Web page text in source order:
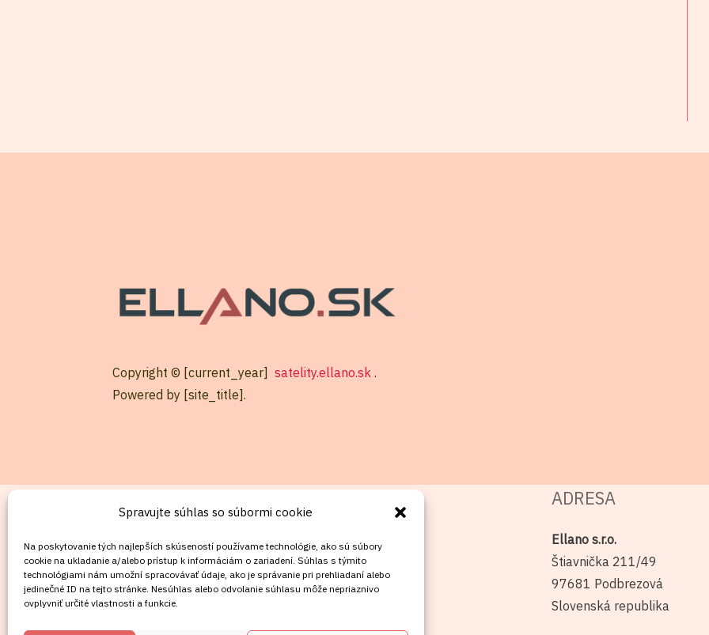
Spravujte súhlas so súbormi cookie
Na poskytovanie tých najlepších skúseností používame technológie, ako sú súbory
cookie na ukladanie a/alebo prístup k informáciám o zariadení. Súhlas s týmito
technológiami nám umožní spracovávať údaje, ako je správanie pri prehliadaní alebo
jedinečné ID na tejto stránke. Nesúhlas alebo odvolanie súhlasu môže nepriaznivo
ovplyvniť určité vlastnosti a funkcie.
Copyright © [current_year] satelity.ellano.sk .
Powered by [site_title].
+421911072878
Mobil:
+421908072878
ADRESA
Ellano s.r.o.
Štiavnička 211/49
97681 Podbrezová
Slovenská republika